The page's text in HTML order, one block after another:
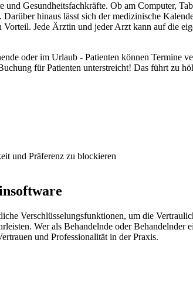
Gesundheitsfachkräfte. Ob am Computer,
hinaus lässt sich der medizinische
Jede Ärztin und jeder Arzt kann auf die
oder im Urlaub - Patienten können Termine
für Patienten unterstreicht! Das führt zu
und Präferenz zu blockieren
Verschlüsselungsfunktionen, um die
Wer als Behandelnde oder Behandelnder
und Professionalität in der Praxis.